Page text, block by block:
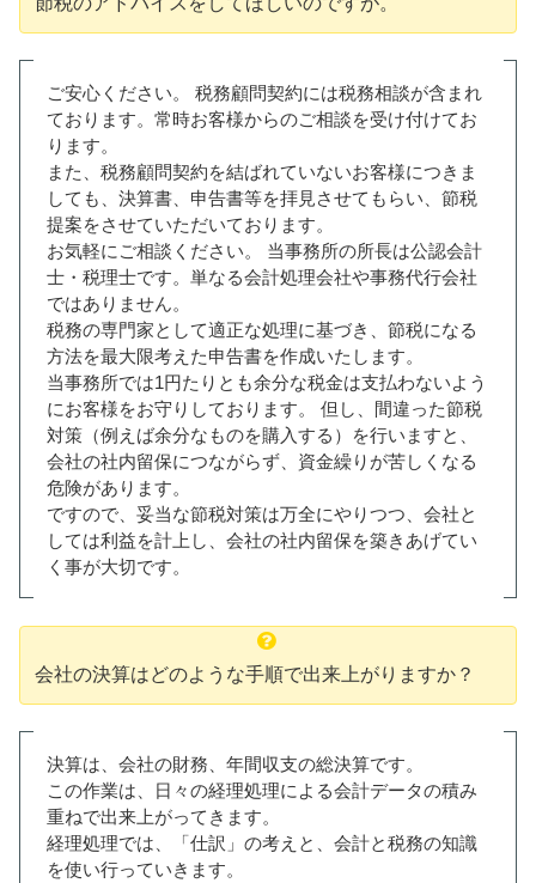
ご安心ください。 税務顧問契約には税務相談が含まれ
ております。常時お客様からのご相談を受け付けてお
ります。
また、税務顧問契約を結ばれていないお客様につきま
しても、決算書、申告書等を拝見させてもらい、節税
提案をさせていただいております。
お気軽にご相談ください。 当事務所の所長は公認会計
士・税理士です。単なる会計処理会社や事務代行会社
ではありません。
税務の専門家として適正な処理に基づき、節税になる
方法を最大限考えた申告書を作成いたします。
当事務所では1円たりとも余分な税金は支払わないよう
にお客様をお守りしております。 但し、間違った節税
対策（例えば余分なものを購入する）を行いますと、
会社の社内留保につながらず、資金繰りが苦しくなる
危険があります。
ですので、妥当な節税対策は万全にやりつつ、会社と
しては利益を計上し、会社の社内留保を築きあげてい
く事が大切です。
会社の決算はどのような手順で出来上がりますか？
決算は、会社の財務、年間収支の総決算です。
この作業は、日々の経理処理による会計データの積み
重ねで出来上がってきます。
経理処理では、「仕訳」の考えと、会計と税務の知識
を使い行っていきます。